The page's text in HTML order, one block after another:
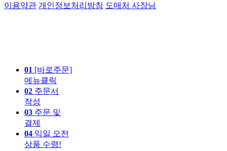
이용약관 개인정보처리방침 도매처 사장님
01 [바로주문]
메뉴클릭
02 주문서
작성
03 주문 및
결제
04 익일 오전
상품 수령!